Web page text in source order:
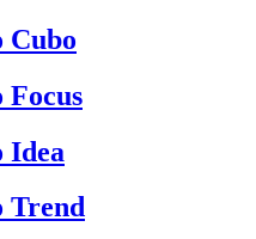
Cubo
Focus
Idea
Trend